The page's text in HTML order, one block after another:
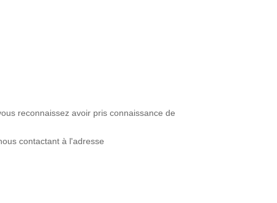
reconnaissez avoir pris connaissance de
contactant à l'adresse